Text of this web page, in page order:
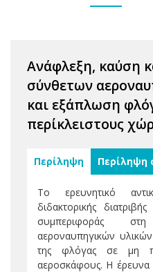
Ανάφλεξη, καύση
σύνθετων
και εξάπλωση
περίκλειστους
Περίληψη Περίληψη
Το ερευνητικό
διδακτορικής
συμπεριφοράς
αεροναυπηγικών
της φλόγας σε μη
αεροσκάφους. Η έρευνα